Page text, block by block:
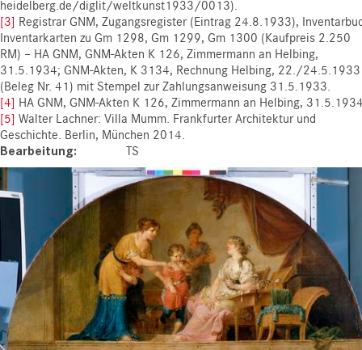
heidelberg.de/diglit/weltkunst1933/0013).
[3] Registrar GNM, Zugangsregister (Eintrag 24.8.1933),
Inventarkarten zu Gm 1298, Gm 1299, Gm 1300 (Kaufpreis 2.250
RM) – HA GNM, GNM-Akten K 126, Zimmermann an Helbing,
31.5.1934; GNM-Akten, K 3134, Rechnung Helbing, 22./24.5.1933
(Beleg Nr. 41) mit Stempel zur Zahlungsanweisung 31.5.1933.
[4] HA GNM, GNM-Akten K 126, Zimmermann an Helbing,
[5] Walter Lachner: Villa Mumm. Frankfurter Architektur und
Geschichte. Berlin, München 2014.
Bearbeitung TS